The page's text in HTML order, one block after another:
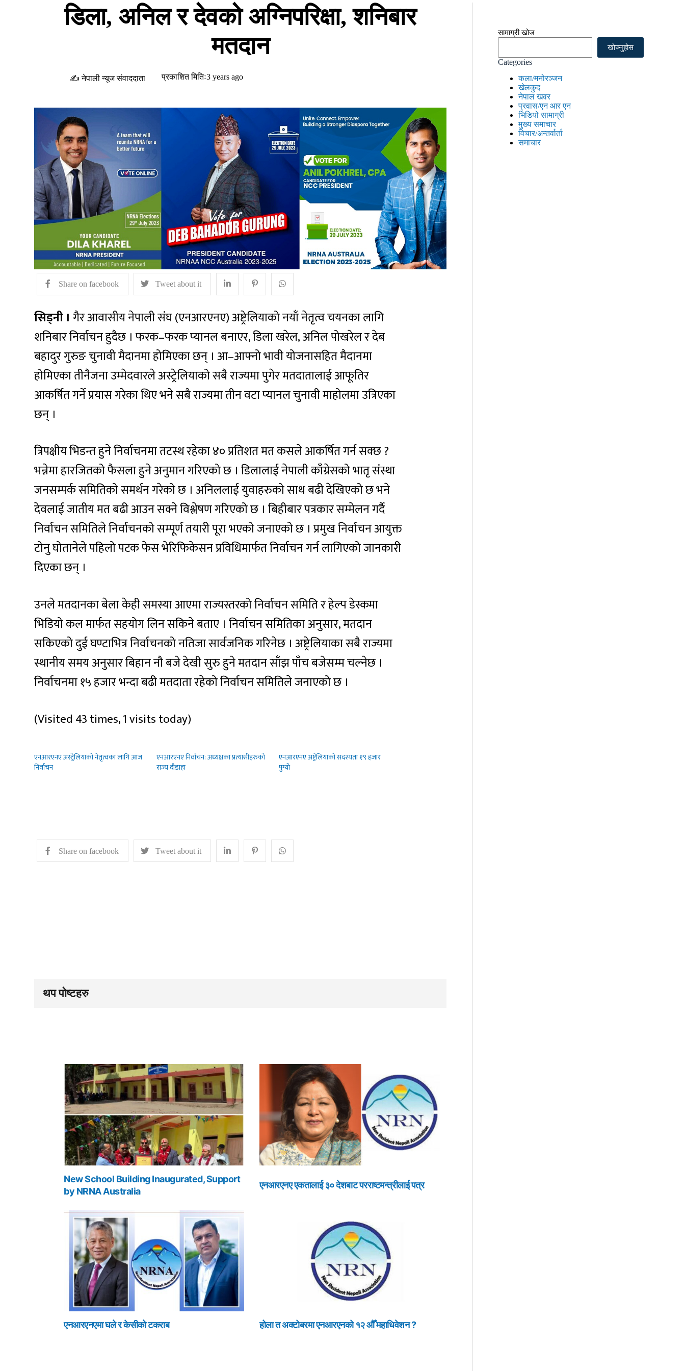
डिला, अनिल र देवको अग्निपरिक्षा, शनिबार
मतदान
✍ नेपाली न्यूज संवाददाता प्रकाशित मितिः3 years ago
Share on facebook Tweet about it
सिड्नी । गैर आवासीय नेपाली संघ (एनआरएनए) अष्ट्रेलियाको नयाँ नेतृत्व चयनका लागि
शनिबार निर्वाचन हुदैछ । फरक–फरक प्यानल बनाएर, डिला खरेल, अनिल पोखरेल र देब
बहादुर गुरुङ चुनावी मैदानमा होमिएका छन् । आ–आफ्नो भावी योजनासहित मैदानमा
होमिएका तीनैजना उम्मेदवारले अस्ट्रेलियाको सबै राज्यमा पुगेर मतदातालाई आफूतिर
आकर्षित गर्ने प्रयास गरेका थिए भने सबै राज्यमा तीन वटा प्यानल चुनावी माहोलमा उत्रिएका
छन् ।
त्रिपक्षीय भिडन्त हुने निर्वाचनमा तटस्थ रहेका ४० प्रतिशत मत कसले आकर्षित गर्न सक्छ ?
भन्नेमा हारजितको फैसला हुने अनुमान गरिएको छ । डिलालाई नेपाली काँग्रेसको भातृ संस्था
जनसम्पर्क समितिको समर्थन गरेको छ । अनिललाई युवाहरुको साथ बढी देखिएको छ भने
देवलाई जातीय मत बढी आउन सक्ने विश्लेषण गरिएको छ । बिहीबार पत्रकार सम्मेलन गर्दै
निर्वाचन समितिले निर्वाचनको सम्पूर्ण तयारी पूरा भएको जनाएको छ । प्रमुख निर्वाचन आयुक्त
टोनु घोतानेले पहिलो पटक फेस भेरिफिकेसन प्रविधिमार्फत निर्वाचन गर्न लागिएको जानकारी
दिएका छन् ।
उनले मतदानका बेला केही समस्या आएमा राज्यस्तरको निर्वाचन समिति र हेल्प डेस्कमा
भिडियो कल मार्फत सहयोग लिन सकिने बताए । निर्वाचन समितिका अनुसार, मतदान
सकिएको दुई घण्टाभित्र निर्वाचनको नतिजा सार्वजनिक गरिनेछ । अष्ट्रेलियाका सबै राज्यमा
स्थानीय समय अनुसार बिहान नौ बजे देखी सुरु हुने मतदान साँझ पाँच बजेसम्म चल्नेछ ।
निर्वाचनमा १५ हजार भन्दा बढी मतदाता रहेको निर्वाचन समितिले जनाएको छ ।
(Visited 43 times, 1 visits today)
एनआरएनए अस्ट्रेलियाको नेतृत्वका लागि आज
निर्वाचन
एनआरएनए निर्वाचन: अध्यक्षका प्रत्यासीहरुको
राज्य दौडाहा
एनआरएनए अष्ट्रेलियाको सदस्यता १९ हजार
पुग्यो
Share on facebook Tweet about it
थप पोष्टहरु
New School Building Inaugurated, Support
by NRNA Australia
एनआरएनए एकतालाई ३० देशबाट परराष्टमन्त्रीलाई पत्र
एनआरएनएमा घले र केसीको टकराब होला त अक्टोबरमा एनआरएनको १२ औँ महाधिवेशन ?
सामाग्री खोज
खोज्नुहोस
Categories
कला/मनोरञ्जन
खेलकुद
नेपाल खवर
प्रवास/एन आर एन
भिडियो सामाग्री
मुख्य समाचार
विचार/अन्तर्वार्ता
समाचार